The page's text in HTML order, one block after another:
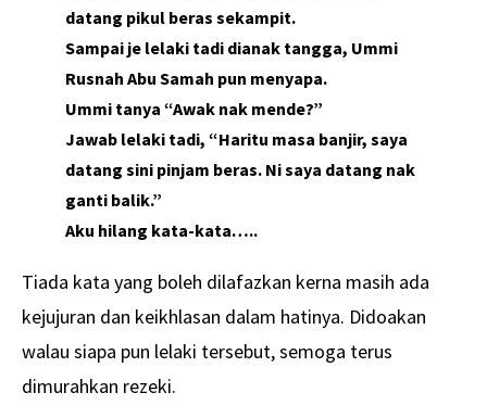
datang pikul beras sekampit.
Sampai je lelaki tadi dianak tangga, Ummi
Rusnah Abu Samah pun menyapa.
Ummi tanya “Awak nak mende?”
Jawab lelaki tadi, “Haritu masa banjir, saya
datang sini pinjam beras. Ni saya datang nak
ganti balik.”
Aku hilang kata-kata…..
Tiada kata yang boleh dilafazkan kerna masih ada
kejujuran dan keikhlasan dalam hatinya. Didoakan
walau siapa pun lelaki tersebut, semoga terus
dimurahkan rezeki.